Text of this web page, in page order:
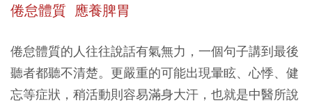
倦怠體質 應養脾胃
倦怠體質的人往往說話有氣無力，一個句子講到最後
聽者都聽不清楚。更嚴重的可能出現暈眩、心悸、健
忘等症狀，稍活動則容易滿身大汗，也就是中醫所說